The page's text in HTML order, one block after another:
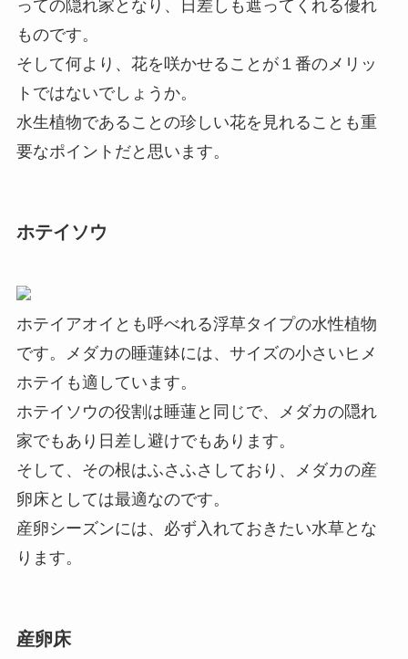
っての隠れ家となり、日差しも遮ってくれる優れ
ものです。
そして何より、花を咲かせることが１番のメリッ
トではないでしょうか。
水生植物であることの珍しい花を見れることも重
要なポイントだと思います。
ホテイソウ
ホテイアオイとも呼べれる浮草タイプの水性植物
です。メダカの睡蓮鉢には、サイズの小さいヒメ
ホテイも適しています。
ホテイソウの役割は睡蓮と同じで、メダカの隠れ
家でもあり日差し避けでもあります。
そして、その根はふさふさしており、メダカの産
卵床としては最適なのです。
産卵シーズンには、必ず入れておきたい水草とな
ります。
産卵床